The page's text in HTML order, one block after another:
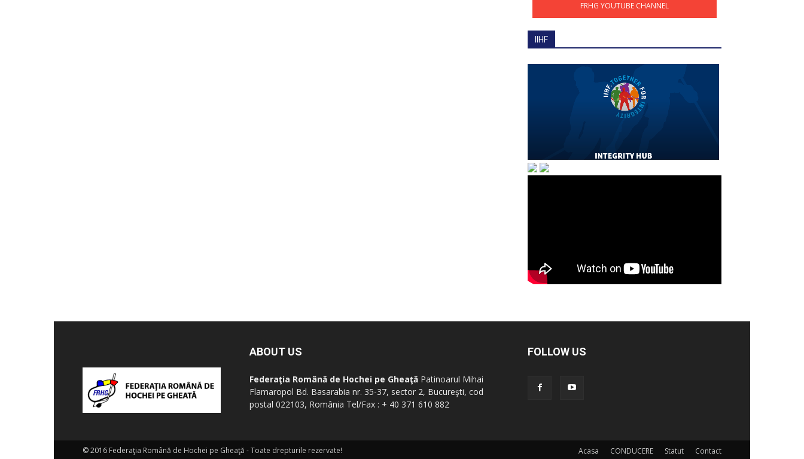
FRHG YOUTUBE CHANNEL
IIHF
ABOUT US
Federaţia Română de Hochei pe Gheaţă Patinoarul Mihai
Flamaropol Bd. Basarabia nr. 35-37, sector 2, Bucureşti, cod
postal 022103, România Tel/Fax : + 40 371 610 882
FOLLOW US
Acasa CONDUCERE Statut Contact
© 2016 Federaţia Română de Hochei pe Gheaţă - Toate drepturile rezervate!